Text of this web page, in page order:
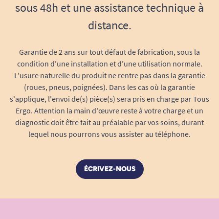
contenu reste bien à l’abri.
Idéale après avoir replié la canne pour un
caisse, au bureau, à l’église ou lors d’une
pause au restaurant.
Sa surface lisse permet également un
nettoyage facile: un simple passage à la
main ou à l’aide d’un chiffon doux suffit à
retirer poussière ou petits résidus,
garantissant une protection durable.
Un écrin de discrétion pour
Au-delà de son aspect fonctionnel, la pochette
appréciera les clients soucieux de leur élégance :
sous 48h et une assistance technique à
distance.
Garantie de 2 ans sur tout défaut de fabrication, sous la
condition d'une installation et d'une utilisation normale.
L'usure naturelle du produit ne rentre pas dans la garantie
(roues, pneus, poignées). Dans les cas où la garantie
s'applique, l'envoi de(s) pièce(s) sera pris en charge par Tous
Ergo. Attention la main d'œuvre reste à votre charge et un
diagnostic doit être fait au préalable par vos soins, durant
lequel nous pourrons vous assister au téléphone.
ÉCRIVEZ-NOUS